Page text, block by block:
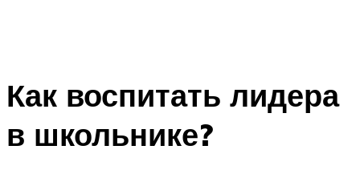
Как воспитать лидера
в школьнике?